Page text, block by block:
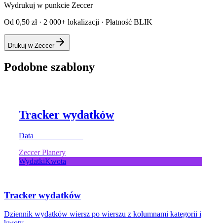
Wydrukuj w punkcie Zeccer
Od 0,50 zł · 2 000+ lokalizacji · Płatność BLIK
Drukuj w Zeccer
Podobne szablony
Tracker wydatków
Data ____________
Zeccer Planery
WydatkiKwota
Tracker wydatków
Dziennik wydatków wiersz po wierszu z kolumnami kategorii i